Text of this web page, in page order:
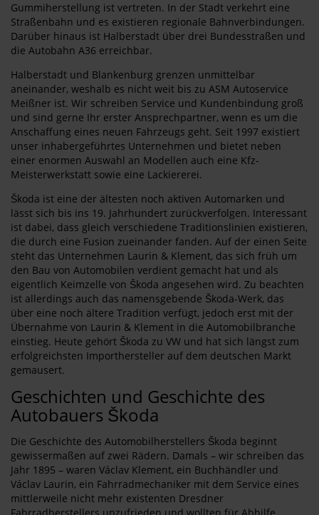
Gummiherstellung ist vertreten. In der Stadt verkehrt eine
Straßenbahn und es existieren regionale Bahnverbindungen.
Darüber hinaus ist Halberstadt über drei Bundesstraßen und
die Autobahn A36 erreichbar.
Halberstadt und Blankenburg grenzen unmittelbar
aneinander, weshalb es nicht weit bis zu ASM Autoservice
Meißner ist. Wir schreiben Service und Kundenbindung groß
und sind gerne Ihr erster Ansprechpartner, wenn es um die
Anschaffung eines neuen Fahrzeugs geht. Seit 1997 existiert
unser inhabergeführtes Unternehmen und bietet neben
einer enormen Auswahl an Modellen auch eine Kfz-
Meisterwerkstatt sowie eine Lackiererei.
Škoda ist eine der ältesten noch aktiven Automarken und
lässt sich bis ins 19. Jahrhundert zurückverfolgen. Interessant
ist dabei, dass gleich verschiedene Traditionslinien existieren,
die durch eine Fusion zueinander fanden. Auf der einen Seite
steht das Unternehmen Laurin & Klement, das sich früh um
den Bau von Automobilen verdient gemacht hat und als
eigentlich Keimzelle von Škoda angesehen wird. Zu beachten
ist allerdings auch das namensgebende Škoda-Werk, das
über eine noch ältere Tradition verfügt, jedoch erst mit der
Übernahme von Laurin & Klement in die Automobilbranche
einstieg. Heute gehört Škoda zu VW und hat sich längst zum
erfolgreichsten Importhersteller auf dem deutschen Markt
gemausert.
Geschichten und Geschichte des
Autobauers Škoda
Die Geschichte des Automobilherstellers Škoda beginnt
gewissermaßen auf zwei Rädern. Damals – wir schreiben das
Jahr 1895 – waren Václav Klement, ein Buchhändler und
Václav Laurin, ein Fahrradmechaniker mit dem Service eines
mittlerweile nicht mehr existenten Dresdner